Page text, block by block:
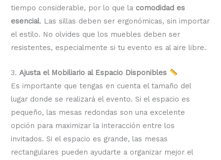
tiempo considerable, por lo que la comodidad es
esencial. Las sillas deben ser ergonómicas, sin importar
el estilo. No olvides que los muebles deben ser
resistentes, especialmente si tu evento es al aire libre.
3.Ajusta el Mobiliario al Espacio Disponibles
Es importante que tengas en cuenta el tamaño del
lugar donde se realizará el evento. Si el espacio es
pequeño, las mesas redondas son una excelente
opción para maximizar la interacción entre los
invitados. Si el espacio es grande, las mesas
rectangulares pueden ayudarte a organizar mejor el